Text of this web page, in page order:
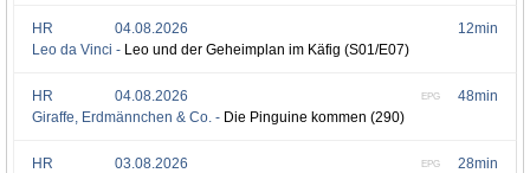
12min
HR
04.08.2026
Leo da Vinci - Leo und der Geheimplan im Käfig (S01/E07)
48min
EPG
HR
04.08.2026
Giraffe, Erdmännchen & Co. - Die Pinguine kommen (290)
28min
EPG
HR
03.08.2026